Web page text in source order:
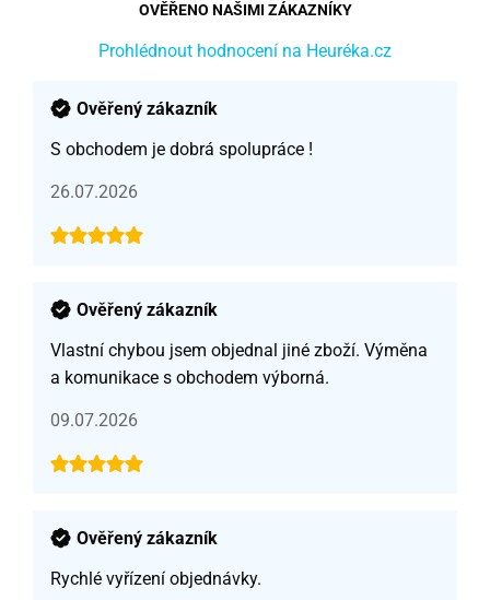
OVĚŘENO NAŠIMI ZÁKAZNÍKY
Prohlédnout hodnocení na Heuréka.cz
Ověřený zákazník
S obchodem je dobrá spolupráce !
26.07.2026
Ověřený zákazník
Vlastní chybou jsem objednal jiné zboží. Výměna
a komunikace s obchodem výborná.
09.07.2026
Ověřený zákazník
Rychlé vyřízení objednávky.